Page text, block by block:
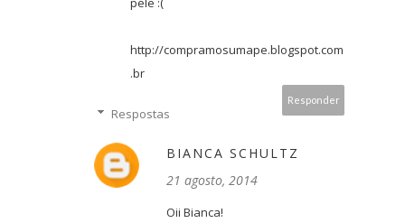
http://compramosumape.blogspot.com
.br
Responder
Respostas
BIANCA SCHULTZ
21 agosto, 2014
Oii Bianca!